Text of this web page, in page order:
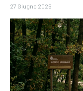
27 Giugno 2026